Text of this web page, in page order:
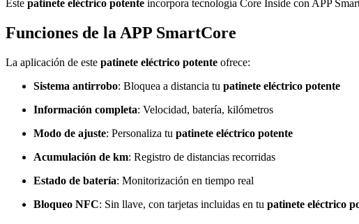
Este patinete eléctrico potente incorpora tecnología Core Inside con APP
Funciones de la APP SmartCore
La aplicación de este patinete eléctrico potente ofrece:
Sistema antirrobo: Bloquea a distancia tu patinete eléctrico potente
Información completa: Velocidad, batería, kilómetros
Modo de ajuste: Personaliza tu patinete eléctrico potente
Acumulación de km: Registro de distancias recorridas
Estado de batería: Monitorización en tiempo real
Bloqueo NFC: Sin llave, con tarjetas incluidas en tu patinete eléctrico